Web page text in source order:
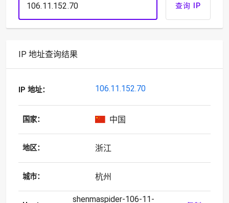
查询 IP
IP 地址查询结果
IP 地址： 106.11.152.70
国家： 中国
地区： 浙江
城市： 杭州
shenmaspider-106-11-